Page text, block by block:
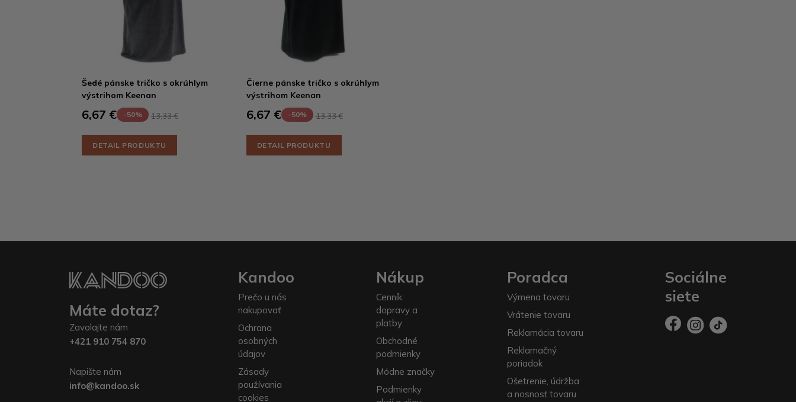
Šedé pánske tričko s okrúhlym
výstrihom Keenan
6,67 € -50% 13,33 €
DETAIL PRODUKTU
Čierne pánske tričko s okrúhlym
výstrihom Keenan
6,67 € -50% 13,33 €
DETAIL PRODUKTU
Máte dotaz?
Zavolajte nám
+421 910 754 870
Napište nám
info@kandoo.sk
Kandoo
Prečo u nás
nakupovať
Ochrana
osobných
údajov
Zásady
používania
cookies
Nákup
Cenník
dopravy a
platby
Obchodné
podmienky
Módne značky
Podmienky
Poradca
Výmena tovaru
Vrátenie tovaru
Reklamácia tovaru
Reklamačný
poriadok
Ošetrenie, údržba
a nosnosť tovaru
Sociálne
siete